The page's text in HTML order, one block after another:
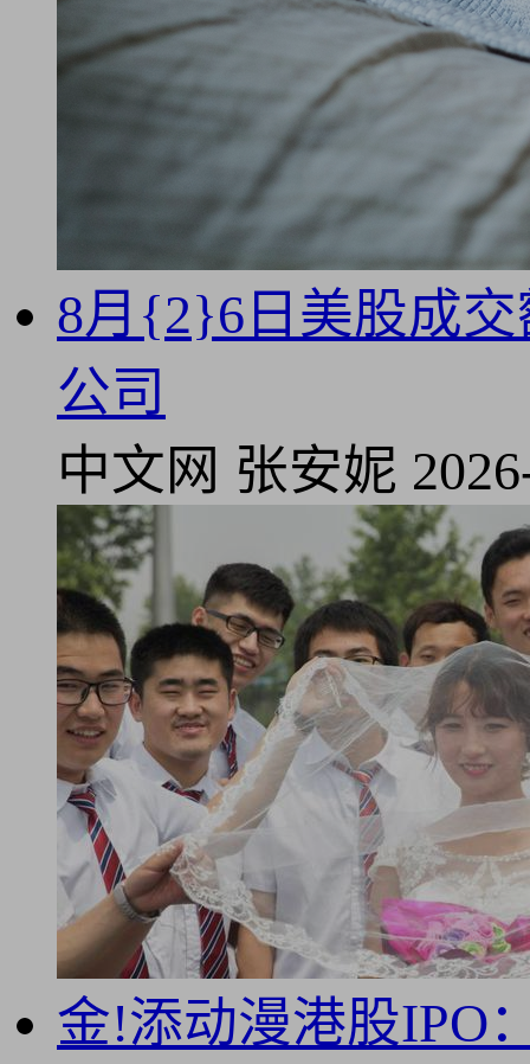
8月{2}6日美股成
公司
中文网 张安妮
金!添动漫港股IPO